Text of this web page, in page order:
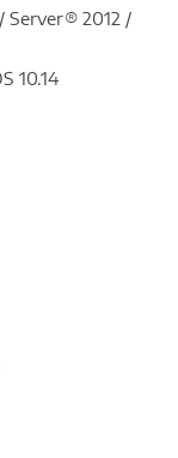
Server® 2012 /
10.14